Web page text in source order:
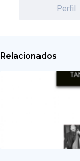
Perfil
Relacionados